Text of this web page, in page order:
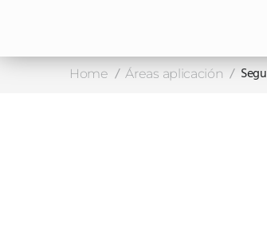
Home / Áreas aplicación /